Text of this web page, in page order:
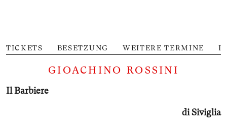
TICKETS BESETZUNG WEITERE TERMINE
GIOACHINO ROSSINI
Il Barbiere
di Siviglia